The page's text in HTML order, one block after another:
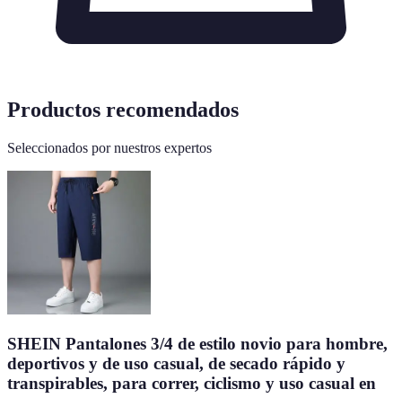
Productos recomendados
Seleccionados por nuestros expertos
SHEIN Pantalones 3/4 de estilo novio para hombre,
deportivos y de uso casual, de secado rápido y
transpirables, para correr, ciclismo y uso casual en